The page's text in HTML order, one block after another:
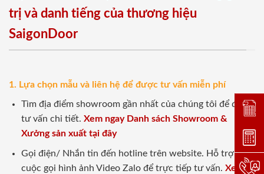
trị và danh tiếng của thương hiệu
SaigonDoor
1. Lựa chọn mẫu và liên hệ để được tư vấn miễn phí
Tìm địa điểm showroom gần nhất của chúng tôi để được
tư vấn chi tiết. Xem ngay Danh sách Showroom &
Xưởng sản xuất tại đây
Gọi điện/ Nhắn tin đến hotline trên website. Hỗ trợ
cuộc gọi hình ảnh Video Zalo để trực tiếp tư vấn. Xem
Đặt
Dự